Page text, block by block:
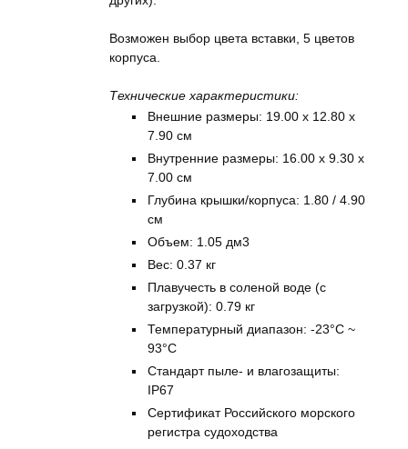
Возможен выбор цвета вставки, 5 цветов
корпуса.
Технические характеристики:
Внешние размеры: 19.00 x 12.80 x
7.90 см
Внутренние размеры: 16.00 x 9.30 x
7.00 см
Глубина крышки/корпуса: 1.80 / 4.90
см
Объем: 1.05 дм3
Вес: 0.37 кг
Плавучесть в соленой воде (с
загрузкой): 0.79 кг
Температурный диапазон: -23°C ~
93°C
Стандарт пыле- и влагозащиты:
IP67
Сертификат Российского морского
регистра судоходства